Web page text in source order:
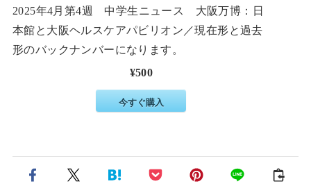
2025年4月第4週 中学生ニュース 大阪万博：日
本館と大阪ヘルスケアパビリオン／現在形と過去
形のバックナンバーになります。
¥500
今すぐ購入